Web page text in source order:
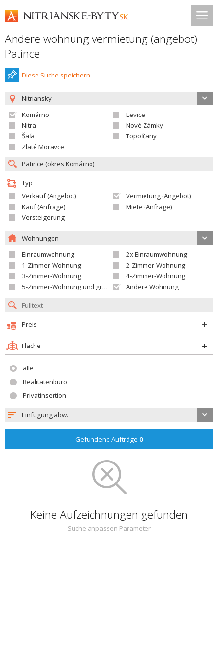
Andere wohnung vermietung (angebot)
Patince
Diese Suche speichern
Nitriansky
Komárno
Levice
Nitra
Nové Zámky
Šaľa
Topoľčany
Zlaté Moravce
Typ
Verkauf (Angebot)
Vermietung (Angebot)
Kauf (Anfrage)
Miete (Anfrage)
Versteigerung
Wohnungen
Einraumwohnung
2x Einraumwohnung
1-Zimmer-Wohnung
2-Zimmer-Wohnung
3-Zimmer-Wohnung
4-Zimmer-Wohnung
5-Zimmer-Wohnung und größer
Andere Wohnung
Preis
Fläche
alle
Realitätenbüro
Privatinsertion
Einfügung abw.
Gefundene Aufträge 0
Keine Aufzeichnungen gefunden
Suche anpassen Parameter